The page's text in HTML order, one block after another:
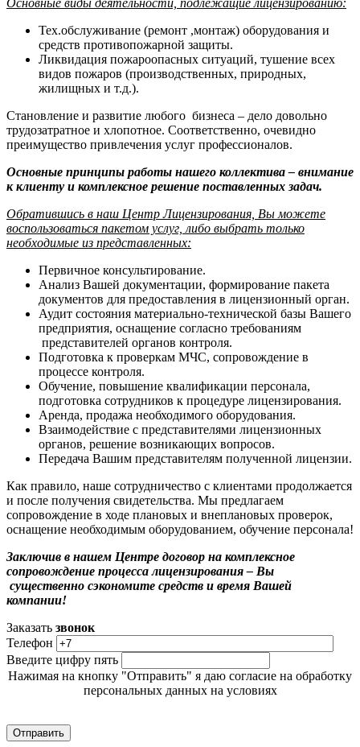
Тех.обслуживание (ремонт ,монтаж) оборудования и
средств противопожарной защиты.
Ликвидация пожароопасных ситуаций, тушение всех
видов пожаров (производственных, природных,
жилищных и т.д.).
Становление и развитие любого бизнеса – дело довольно
трудозатратное и хлопотное. Соответственно, очевидно
преимущество привлечения услуг профессионалов.
Основные принципы работы нашего коллектива – внимание
к клиенту и комплексное решение поставленных задач.
Обратившись в наш Центр Лицензирования, Вы можете
воспользоваться пакетом услуг, либо выбрать только
необходимые из представленных:
Первичное консультирование.
Анализ Вашей документации, формирование пакета
документов для предоставления в лицензионный орган.
Аудит состояния материально-технической базы Вашего
предприятия, оснащение согласно требованиям
представителей органов контроля.
Подготовка к проверкам МЧС, сопровождение в
процессе контроля.
Обучение, повышение квалификации персонала,
подготовка сотрудников к процедуре лицензирования.
Аренда, продажа необходимого оборудования.
Взаимодействие с представителями лицензионных
органов, решение возникающих вопросов.
Передача Вашим представителям полученной лицензии.
Как правило, наше сотрудничество с клиентами продолжается
и после получения свидетельства. Мы предлагаем
сопровождение в ходе плановых и внеплановых проверок,
оснащение необходимым оборудованием, обучение персонала!
Заключив в нашем Центре договор на комплексное
сопровождение процесса лицензирования – Вы
существенно сэкономите средств и время Вашей
компании!
Заказать звонок
Телефон
Введите цифру пять
Нажимая на кнопку "Отправить" я даю согласие на обработку
персональных данных на условиях